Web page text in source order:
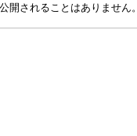
開されることはありません。